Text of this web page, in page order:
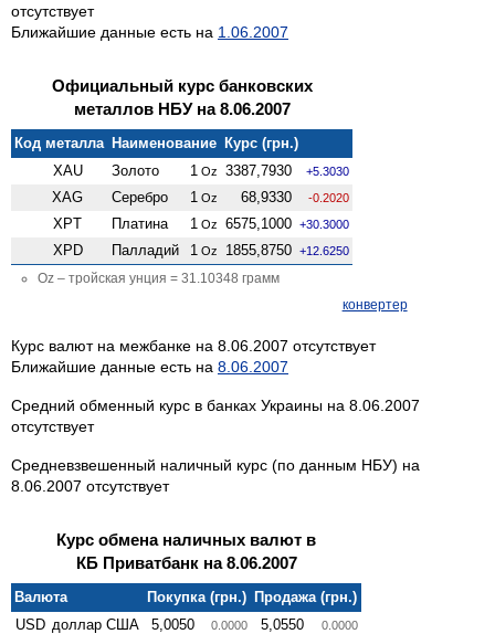
отсутствует
Ближайшие данные есть на 1.06.2007
Официальный курс банковских
металлов НБУ на 8.06.2007
Код металла Наименование Курс (грн.)
XAU
Золото 1 Oz 3387,7930 +5.3030
XAG Серебро 1 Oz 68,9330 -0.2020
XPT Платина 1 Oz 6575,1000 +30.3000
XPD Палладий 1 Oz 1855,8750 +12.6250
Oz – тройская унция = 31.10348 грамм
конвертер
Курс валют на межбанке на 8.06.2007 отсутствует
Ближайшие данные есть на 8.06.2007
Средний обменный курс в банках Украины на 8.06.2007
отсутствует
Средневзвешенный наличный курс (по данным НБУ) на
8.06.2007 отсутствует
Курс обмена наличных валют в
КБ Приватбанк на 8.06.2007
Валюта Покупка (грн.) Продажа (грн.)
USD доллар США 5,0050 0.0000 5,0550 0.0000